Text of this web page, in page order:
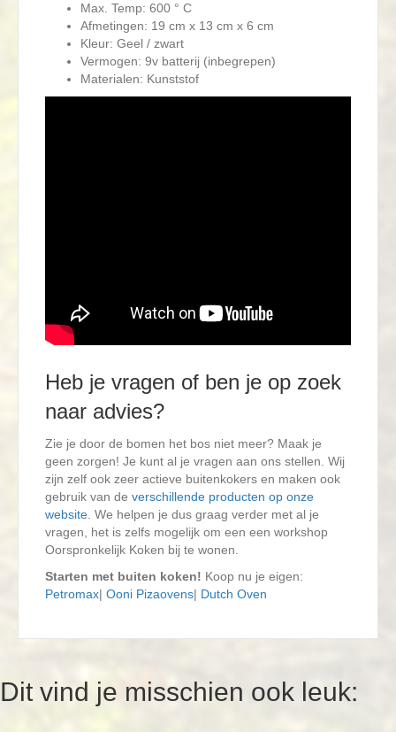
Max. Temp: 600 ° C
Afmetingen: 19 cm x 13 cm x 6 cm
Kleur: Geel / zwart
Vermogen: 9v batterij (inbegrepen)
Materialen: Kunststof
Heb je vragen of ben je op zoek
naar advies?
Zie je door de bomen het bos niet meer? Maak je
geen zorgen! Je kunt al je vragen aan ons stellen. Wij
zijn zelf ook zeer actieve buitenkokers en maken ook
gebruik van de verschillende producten op onze
website. We helpen je dus graag verder met al je
vragen, het is zelfs mogelijk om een een workshop
Oorspronkelijk Koken bij te wonen.
Starten met buiten koken! Koop nu je eigen:
Petromax| Ooni Pizaovens| Dutch Oven
Dit vind je misschien ook leuk: